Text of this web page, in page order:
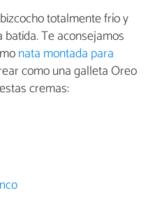
totalmente frío y
Te aconsejamos
nata montada para
como una galleta Oreo
cremas: